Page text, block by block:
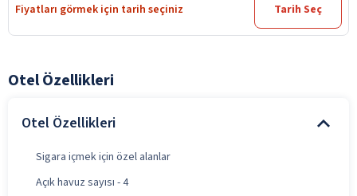
Fiyatları görmek için tarih seçiniz Tarih Seç
Otel Özellikleri
Otel Özellikleri
Sigara içmek için özel alanlar
Açık havuz sayısı - 4